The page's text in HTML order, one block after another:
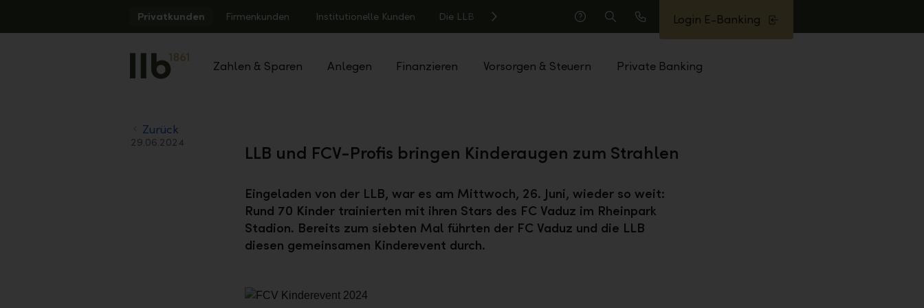
Privatkunden Firmenkunden Institutionelle Kunden Die LLB
Hilfe
Suche
Anrufen
Login E-Banking
Zahlen & Sparen Anlegen Finanzieren Vorsorgen & Steuern Private Banking
Zurück
29.06.2024 LLB und FCV-Profis bringen Kinderaugen zum Strahlen
Eingeladen von der LLB, war es am Mittwoch, 26. Juni, wieder so weit:
Rund 70 Kinder trainierten mit ihren Stars des FC Vaduz im Rheinpark
Stadion. Bereits zum siebten Mal führten der FC Vaduz und die LLB
diesen gemeinsamen Kinderevent durch.